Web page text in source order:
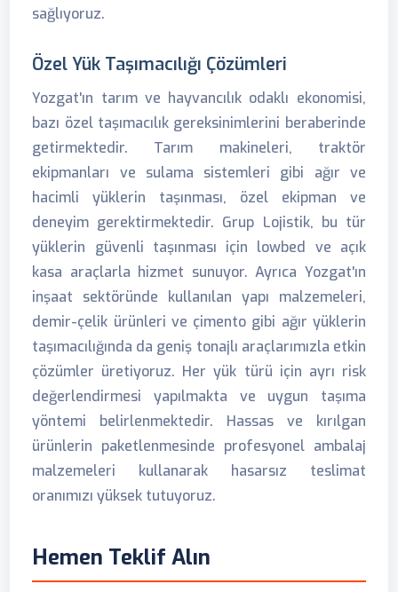
sağlıyoruz.
Özel Yük Taşımacılığı Çözümleri
Yozgat'ın tarım ve hayvancılık odaklı ekonomisi,
bazı özel taşımacılık gereksinimlerini beraberinde
getirmektedir. Tarım makineleri, traktör
ekipmanları ve sulama sistemleri gibi ağır ve
hacimli yüklerin taşınması, özel ekipman ve
deneyim gerektirmektedir. Grup Lojistik, bu tür
yüklerin güvenli taşınması için lowbed ve açık
kasa araçlarla hizmet sunuyor. Ayrıca Yozgat'ın
inşaat sektöründe kullanılan yapı malzemeleri,
demir-çelik ürünleri ve çimento gibi ağır yüklerin
taşımacılığında da geniş tonajlı araçlarımızla etkin
çözümler üretiyoruz. Her yük türü için ayrı risk
değerlendirmesi yapılmakta ve uygun taşıma
yöntemi belirlenmektedir. Hassas ve kırılgan
ürünlerin paketlenmesinde profesyonel ambalaj
malzemeleri kullanarak hasarsız teslimat
oranımızı yüksek tutuyoruz.
Hemen Teklif Alın